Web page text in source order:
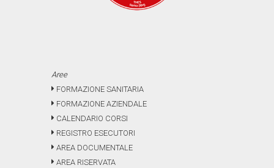
Aree
FORMAZIONE SANITARIA
FORMAZIONE AZIENDALE
CALENDARIO CORSI
REGISTRO ESECUTORI
AREA DOCUMENTALE
AREA RISERVATA